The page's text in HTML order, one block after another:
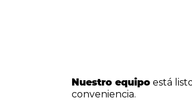
Nuestro equipoestá
conveniencia.